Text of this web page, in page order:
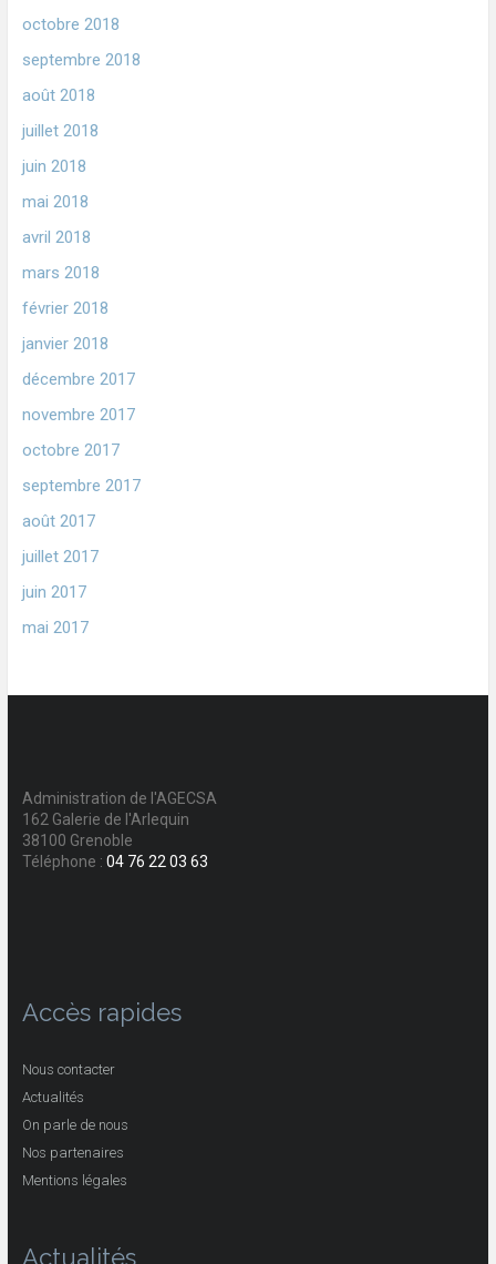
octobre 2018
septembre 2018
août 2018
juillet 2018
juin 2018
mai 2018
avril 2018
mars 2018
février 2018
janvier 2018
décembre 2017
novembre 2017
octobre 2017
septembre 2017
août 2017
juillet 2017
juin 2017
mai 2017
Administration de l'AGECSA
162 Galerie de l'Arlequin
38100 Grenoble
Téléphone : 04 76 22 03 63
Accès rapides
Nous contacter
Actualités
On parle de nous
Nos partenaires
Mentions légales
Actualités